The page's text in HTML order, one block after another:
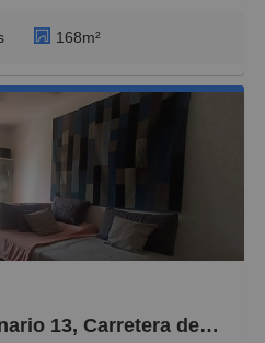
168m²
13, Carretera del Centro